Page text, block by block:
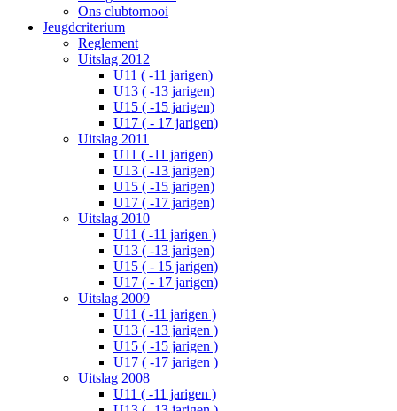
Ons clubtornooi
Jeugdcriterium
Reglement
Uitslag 2012
U11 ( -11 jarigen)
U13 ( -13 jarigen)
U15 ( -15 jarigen)
U17 ( - 17 jarigen)
Uitslag 2011
U11 ( -11 jarigen)
U13 ( -13 jarigen)
U15 ( -15 jarigen)
U17 ( -17 jarigen)
Uitslag 2010
U11 ( -11 jarigen )
U13 ( -13 jarigen)
U15 ( - 15 jarigen)
U17 ( - 17 jarigen)
Uitslag 2009
U11 ( -11 jarigen )
U13 ( -13 jarigen )
U15 ( -15 jarigen )
U17 ( -17 jarigen )
Uitslag 2008
U11 ( -11 jarigen )